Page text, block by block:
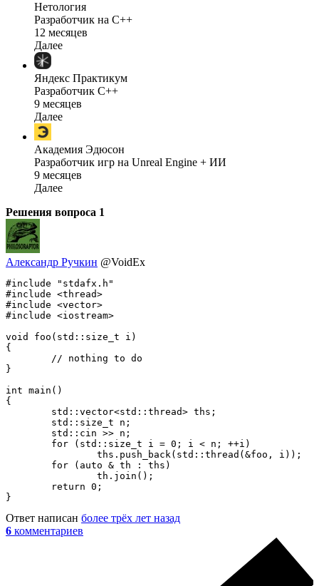
Нетология
Разработчик на C++
12 месяцев
Далее
Яндекс Практикум
Разработчик C++
9 месяцев
Далее
Академия Эдюсон
Разработчик игр на Unreal Engine + ИИ
9 месяцев
Далее
Решения вопроса 1
Александр Ручкин @VoidEx
#include "stdafx.h"
#include <thread>
#include <vector>
#include <iostream>
void foo(std::size_t i)
{
}
int main()
{
}
Ответ написан более трёх лет назад
6 комментариев